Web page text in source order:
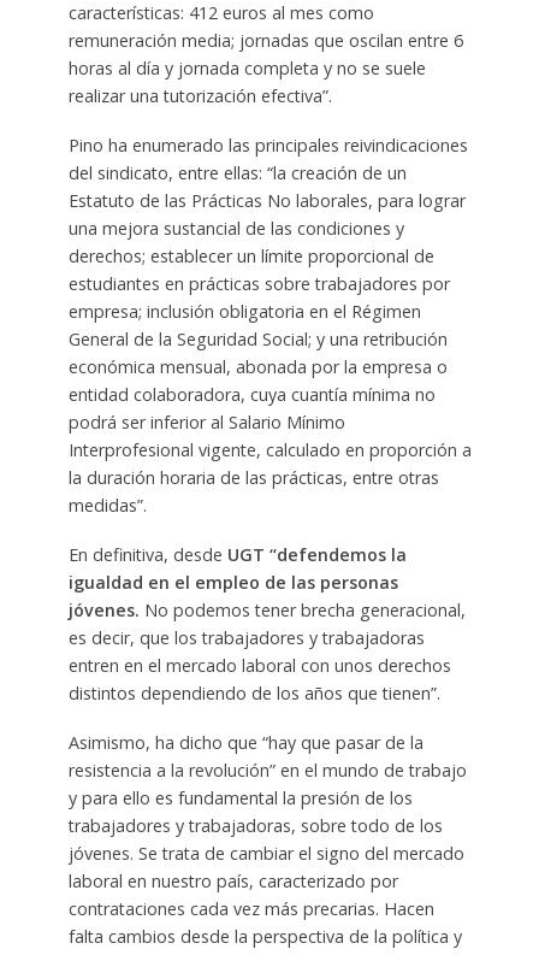
características: 412 euros al mes como
remuneración media; jornadas que oscilan entre 6
horas al día y jornada completa y no se suele
realizar una tutorización efectiva”.
Pino ha enumerado las principales reivindicaciones
del sindicato, entre ellas: “la creación de un
Estatuto de las Prácticas No laborales, para lograr
una mejora sustancial de las condiciones y
derechos; establecer un límite proporcional de
estudiantes en prácticas sobre trabajadores por
empresa; inclusión obligatoria en el Régimen
General de la Seguridad Social; y una retribución
económica mensual, abonada por la empresa o
entidad colaboradora, cuya cuantía mínima no
podrá ser inferior al Salario Mínimo
Interprofesional vigente, calculado en proporción a
la duración horaria de las prácticas, entre otras
medidas”.
En definitiva, desde UGT “defendemos la
igualdad en el empleo de las personas
jóvenes. No podemos tener brecha generacional,
es decir, que los trabajadores y trabajadoras
entren en el mercado laboral con unos derechos
distintos dependiendo de los años que tienen”.
Asimismo, ha dicho que “hay que pasar de la
resistencia a la revolución” en el mundo de trabajo
y para ello es fundamental la presión de los
trabajadores y trabajadoras, sobre todo de los
jóvenes. Se trata de cambiar el signo del mercado
laboral en nuestro país, caracterizado por
contrataciones cada vez más precarias. Hacen
falta cambios desde la perspectiva de la política y